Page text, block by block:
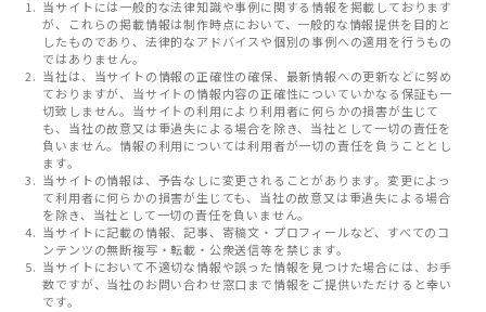
当サイトには一般的な法律知識や事例に関する情報を掲載しております
が、これらの掲載情報は制作時点において、一般的な情報提供を目的と
したものであり、法律的なアドバイスや個別の事例への適用を行うもの
ではありません。
当社は、当サイトの情報の正確性の確保、最新情報への更新などに努め
ておりますが、当サイトの情報内容の正確性についていかなる保証も一
切致しません。当サイトの利用により利用者に何らかの損害が生じて
も、当社の故意又は重過失による場合を除き、当社として一切の責任を
負いません。情報の利用については利用者が一切の責任を負うこととし
ます。
当サイトの情報は、予告なしに変更されることがあります。変更によっ
て利用者に何らかの損害が生じても、当社の故意又は重過失による場合
を除き、当社として一切の責任を負いません。
当サイトに記載の情報、記事、寄稿文・プロフィールなど、すべてのコ
ンテンツの無断複写・転載・公衆送信等を禁じます。
当サイトにおいて不適切な情報や誤った情報を見つけた場合には、お手
数ですが、当社のお問い合わせ窓口まで情報をご提供いただけると幸い
です。